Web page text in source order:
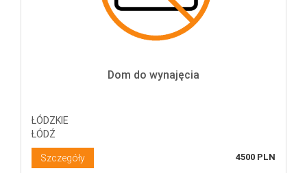
Dom do wynajęcia
ŁÓDZKIE
ŁÓDŹ
Szczegóły 4500 PLN